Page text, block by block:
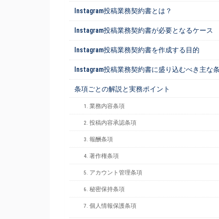
Instagram投稿業務契約書とは？
Instagram投稿業務契約書が必要となるケース
Instagram投稿業務契約書を作成する目的
Instagram投稿業務契約書に盛り込むべき主な
条項ごとの解説と実務ポイント
1. 業務内容条項
2. 投稿内容承認条項
3. 報酬条項
4. 著作権条項
5. アカウント管理条項
6. 秘密保持条項
7. 個人情報保護条項